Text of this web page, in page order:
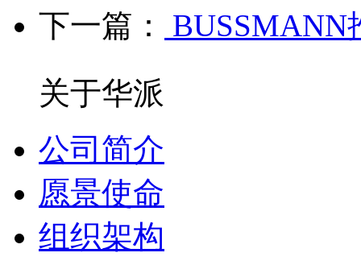
下一篇：
BUSSMANN
关于华派
公司简介
愿景使命
组织架构